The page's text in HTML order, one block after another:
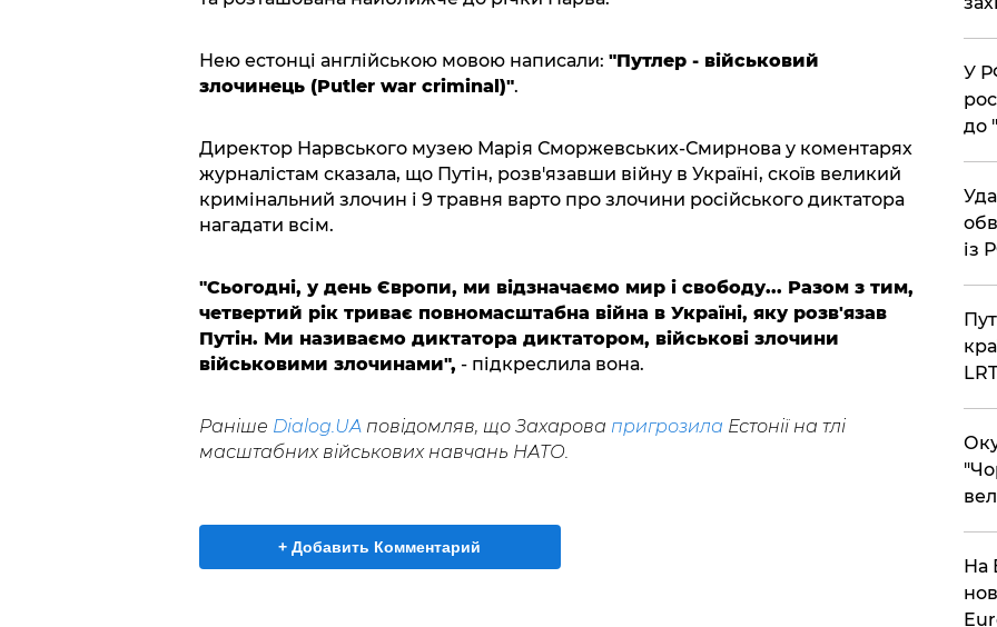
Нею естонці англійською мовою написали: "Путлер - військовий
злочинець (Putler war criminal)".
Директор Нарвського музею Марія Сморжевських-Смирнова у коментарях
журналістам сказала, що Путін, розв'язавши війну в Україні, скоїв великий
кримінальний злочин і 9 травня варто про злочини російського диктатора
нагадати всім.
"Сьогодні, у день Європи, ми відзначаємо мир і свободу... Разом з тим,
четвертий рік триває повномасштабна війна в Україні, яку розв'язав
Путін. Ми називаємо диктатора диктатором, військові злочини
військовими злочинами", - підкреслила вона.
Раніше Dialog.UA повідомляв, що Захарова пригрозила Естонії на тлі
масштабних військових навчань НАТО.
+ Добавить Комментарий
​У
до
із
LRT
На